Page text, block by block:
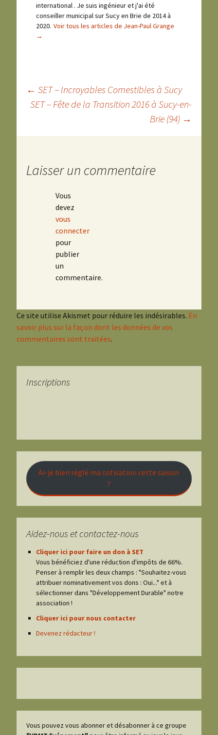
international . Je suis ingénieur et j'ai été
conseiller municipal sur Sucy en Brie de 2014 à
2020. Voir tous les articles de Jean-Paul Grange
→
Navigation
← SET – Incroyables Comestibles à Sucy
SET – Fête de la Transition 2016 à Sucy-en-
Brie (94) →
Laisser un commentaire
Vous
devez
vous
connecter
pour
publier
un
commentaire.
Ce site utilise Akismet pour réduire les indésirables. En
savoir plus sur la façon dont les données de vos
commentaires sont traitées.
Inscriptions
Ai-je bien réglé ma cotisation cette saison
?
Aidez-nous et contactez-nous
Cliquer ici pour faire un don à SET
Vous bénéficiez d'une réduction d'impôts de 66%.
Penser à remplir les deux champs : "Souhaitez-vous
attribuer nominativement vos dons : Oui..." et à
sélectionner dans "Développement Durable" notre
association !
Cliquer ici pour nous contacter
Devenez rédacteur !
Vous pouvez vous abonner et désabonner à ce groupe